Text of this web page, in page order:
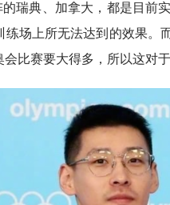
瑞典、加拿大，都是目前
练场上所无法达到的效果
比赛要大得多，所以这对